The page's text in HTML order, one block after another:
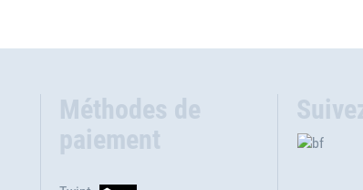
Méthodes de
paiement